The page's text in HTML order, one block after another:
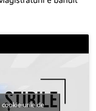
urile de